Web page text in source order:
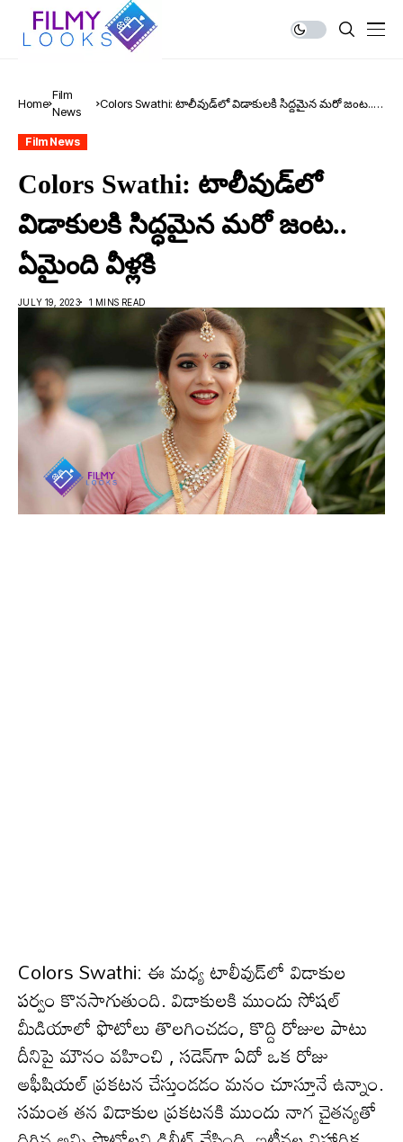
Home
Film
News
Colors Swathi: టాలీవుడ్‌లో విడాకుల‌కి సిద్ధ‌మైన మ‌రో జంట‌..
Film News
Colors Swathi: టాలీవుడ్‌లో
విడాకుల‌కి సిద్ధ‌మైన మ‌రో జంట‌..
ఏమైంది వీళ్ల‌కి
JULY 19, 2023 1 MINS READ
Colors Swathi: ఈ మ‌ధ్య టాలీవుడ్‌లో విడాకుల
పర్వం కొన‌సాగుతుంది. విడాకుల‌కి ముందు సోష‌ల్
మీడియాలో ఫొటోలు తొల‌గించ‌డం, కొద్ది రోజుల పాటు
దీనిపై మౌనం వ‌హించి , స‌డెన్‌గా ఏదో ఒక రోజు
అఫీషియ‌ల్ ప్ర‌క‌ట‌న చేస్తుండ‌డం మ‌నం చూస్తూనే ఉన్నాం.
స‌మంత త‌న విడాకుల ప్ర‌క‌ట‌న‌కి ముందు నాగ చైతన్యతో